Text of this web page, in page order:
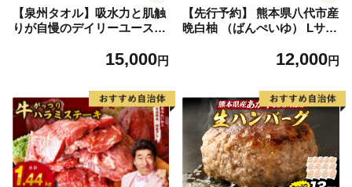
【泉州タオル】吸水力と肌触
りが自慢のデイリーユースバ
トグレー 4枚【配送不可地
15,000円
【先行予約】 熊本県八代市産
晩白柚 （ばんぺいゆ） Lサイ
もの フルーツ おやつ 特産 熊
12,000円